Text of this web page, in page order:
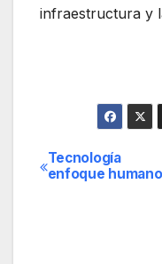
infraestructura y
Tecnología
enfoque humano